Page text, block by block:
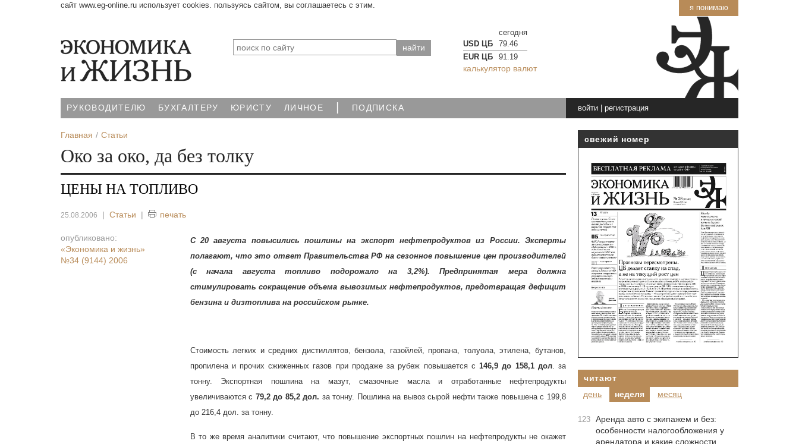
я понимаю
сайт www.eg-online.ru использует cookies. пользуясь сайтом, вы соглашаетесь с этим.
сегодня
USD ЦБ
79.46
EUR ЦБ
91.19
калькулятор валют
РУКОВОДИТЕЛЮ БУХГАЛТЕРУ ЮРИСТУ ЛИЧНОЕ | ПОДПИСКА войти| регистрация
Главная Статьи
Око за око, да без толку
ЦЕНЫ НА ТОПЛИВО
25.08.2006 | Статьи | печать
опубликовано:
«Экономика и жизнь»
№34 (9144) 2006
С 20 августа повысились пошлины на экспорт нефтепродуктов из России. Эксперты
полагают, что это ответ Правительства РФ на сезонное повышение цен производителей
(с начала августа топливо подорожало на 3,2%). Предпринятая мера должна
стимулировать сокращение объема вывозимых нефтепродуктов, предотвращая дефицит
бензина и дизтоплива на российском рынке.
Стоимость легких и средних дистиллятов, бензола, газойлей, пропана, толуола, этилена, бутанов,
пропилена и прочих сжиженных газов при продаже за рубеж повышается с146,9 до 158,1 дол. за
тонну. Экспортная пошлина на мазут, смазочные масла и отработанные нефтепродукты
увеличиваются с 79,2 до 85,2 дол. за тонну. Пошлина на вывоз сырой нефти также повышена с 199,8
до 216,4 дол. за тонну.
В то же время аналитики считают, что повышение экспортных пошлин на нефтепродукты не окажет
свежий номер
читают
день
неделя месяц
123 Аренда авто с экипажем и без:
особенности налогообложения у
арендатора и какие сложности